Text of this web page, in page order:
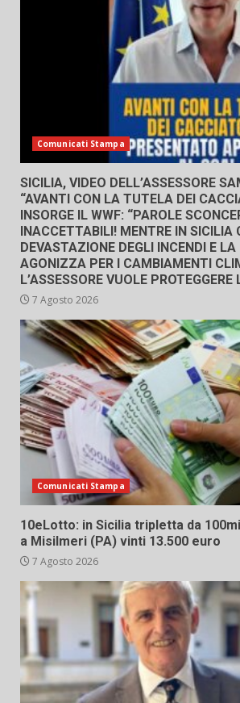
Comunicati Stampa
SICILIA, VIDEO DELL’ASSESSORE
“AVANTI CON LA TUTELA DEI
INSORGE IL WWF: “PAROLE
INACCETTABILI! MENTRE IN
DEVASTAZIONE DEGLI INCENDI E
AGONIZZA PER I CAMBIAMENTI
L’ASSESSORE VUOLE
7 Agosto 2026
Comunicati Stampa
10eLotto: in Sicilia tripletta da
a Misilmeri (PA) vinti 13.500 euro
7 Agosto 2026